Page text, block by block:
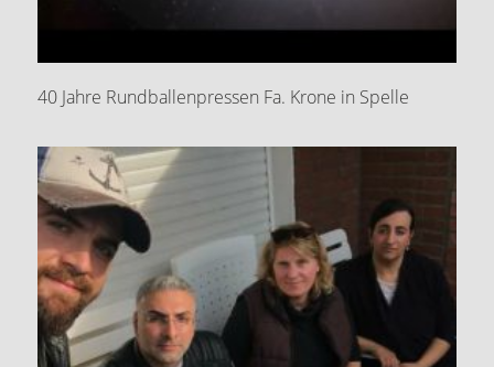
40 Jahre Rundballenpressen Fa. Krone in Spelle